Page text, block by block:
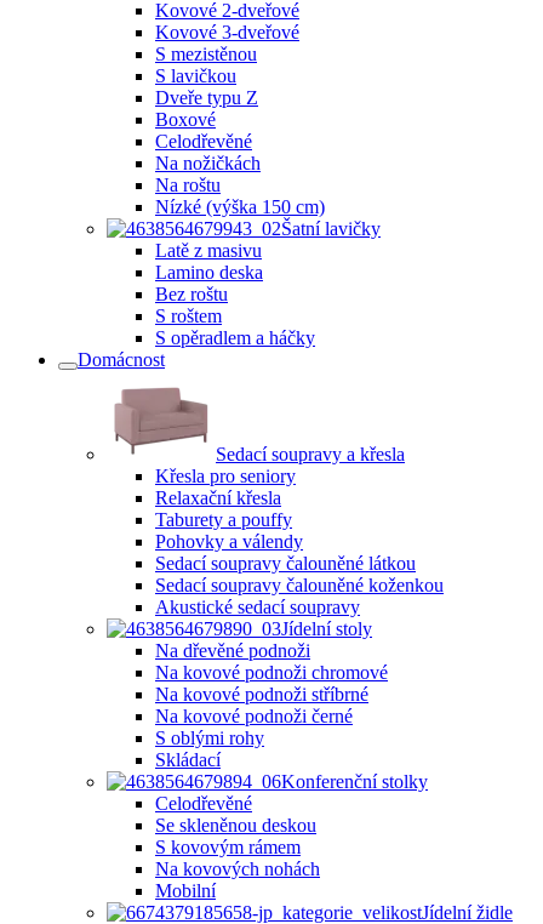
Kovové 2-dveřové
Kovové 3-dveřové
S mezistěnou
S lavičkou
Dveře typu Z
Boxové
Celodřevěné
Na nožičkách
Na roštu
Nízké (výška 150 cm)
Šatní lavičky
Latě z masivu
Lamino deska
Bez roštu
S roštem
S opěradlem a háčky
Domácnost
Sedací soupravy a křesla
Křesla pro seniory
Relaxační křesla
Taburety a pouffy
Pohovky a válendy
Sedací soupravy čalouněné látkou
Sedací soupravy čalouněné koženkou
Akustické sedací soupravy
Jídelní stoly
Na dřevěné podnoži
Na kovové podnoži chromové
Na kovové podnoži stříbrné
Na kovové podnoži černé
S oblými rohy
Skládací
Konferenční stolky
Celodřevěné
Se skleněnou deskou
S kovovým rámem
Na kovových nohách
Mobilní
Jídelní židle